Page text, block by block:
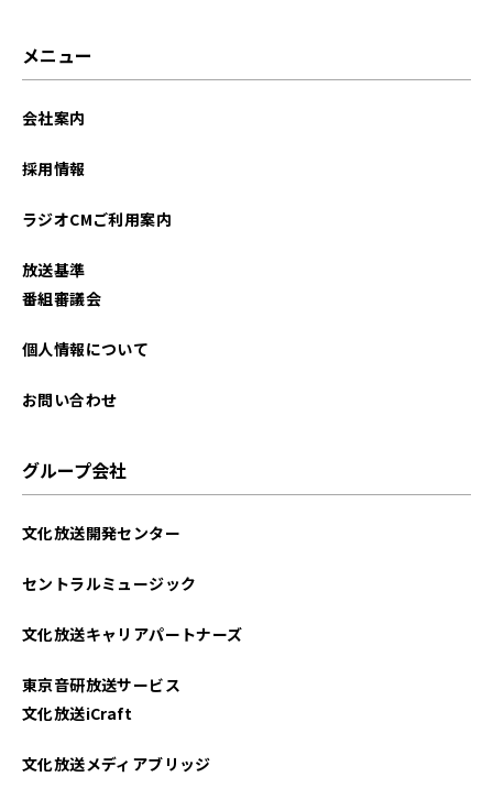
メニュー
会社案内
採用情報
ラジオCMご利用案内
放送基準
番組審議会
個人情報について
お問い合わせ
グループ会社
文化放送開発センター
セントラルミュージック
文化放送キャリアパートナーズ
東京音研放送サービス
文化放送iCraft
文化放送メディアブリッジ